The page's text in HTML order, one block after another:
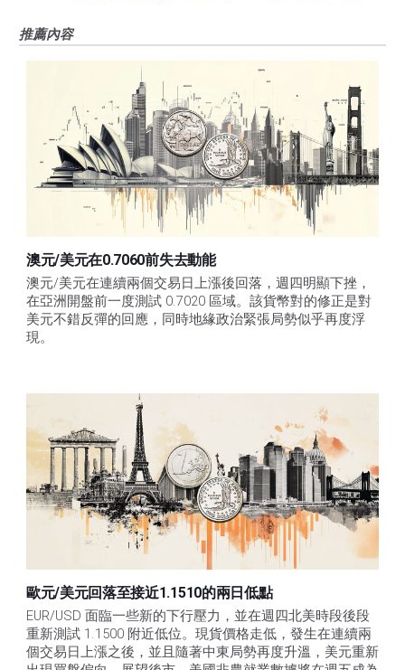
推薦內容
澳元/美元在0.7060前失去動能
澳元/美元在連續兩個交易日上漲後回落，週四明顯下挫，
在亞洲開盤前一度測試 0.7020 區域。該貨幣對的修正是對
美元不錯反彈的回應，同時地緣政治緊張局勢似乎再度浮
現。
歐元/美元回落至接近1.1510的兩日低點
EUR/USD 面臨一些新的下行壓力，並在週四北美時段後段
重新測試 1.1500 附近低位。現貨價格走低，發生在連續兩
個交易日上漲之後，並且隨著中東局勢再度升溫，美元重新